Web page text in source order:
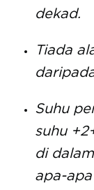
dekad.
Tiada
Suhu
suhu
di
apa-